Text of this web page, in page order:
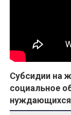
Субсидии на
социальное
нуждающихся